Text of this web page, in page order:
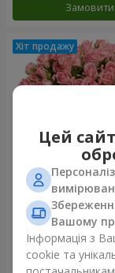
Замовити
Квіти в коробці
оазис"
2 824 грн
Цей
Вашому
Інформація з
cookie та